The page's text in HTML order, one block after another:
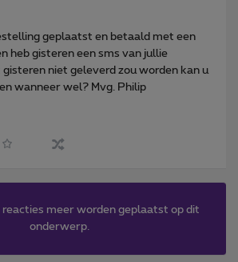
geplaatst en betaald met een
heb gisteren een sms van jullie
niet geleverd zou worden kan u
wanneer wel? Mvg. Philip
reacties meer worden geplaatst op dit
onderwerp.